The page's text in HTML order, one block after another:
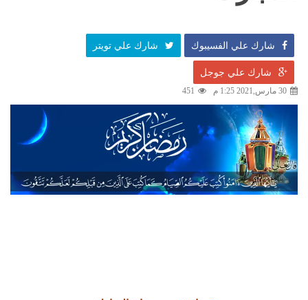
شارك علي الفسيبوك شارك علي تويتر
شارك علي جوجل
30 مارس,2021 1:25 م
451